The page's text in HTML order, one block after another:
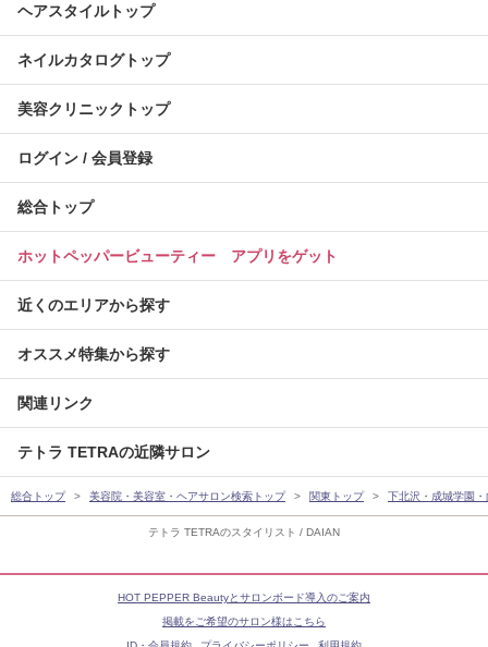
テトラ TETRAのスタイリスト / DAIAN
ヘアスタイルトップ
ネイルカタログトップ
美容クリニックトップ
ログイン / 会員登録
総合トップ
ホットペッパービューティー アプリをゲット
近くのエリアから探す
オススメ特集から探す
関連リンク
テトラ TETRAの近隣サロン
総合トップ 美容院・美容室・ヘアサロン検索トップ 関東トップ 下北沢・成城学園
HOT PEPPER Beautyとサロンボード導入のご案内
掲載をご希望のサロン様はこちら